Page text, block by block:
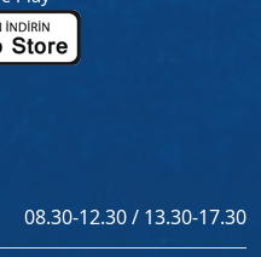
08.30-12.30 / 13.30-17.30